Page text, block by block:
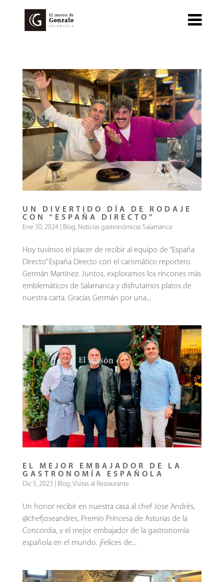
UN DIVERTIDO DÍA DE RODAJE
CON “ESPAÑA DIRECTO”
Ene 30, 2024| Blog, Noticias gastronómicas Salamanca
Hoy tuvimos el placer de recibir al equipo de “España
Directo” España Directo con el carismático reportero
Germán Martínez. Juntos, exploramos los rincones más
emblemáticos de Salamanca y disfrutamos platos de
nuestra carta. Gracias Germán por una...
EL MEJOR EMBAJADOR DE LA
GASTRONOMÍA ESPAÑOLA
Dic 5, 2023 Blog, Visitas al Restaurante
Un honor recibir en nuestra casa al chef Jose Andrés,
@chefjoseandres, Premio Princesa de Asturias de la
Concordia, y el mejor embajador de la gastronomía
española en el mundo. ¡Felices de...